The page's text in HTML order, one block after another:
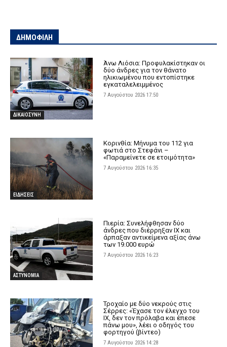
ΔΗΜΟΦΙΛΗ
ΔΙΚΑΙΟΣΥΝΗ
Άνω Λιόσια: Προφυλακίστηκαν οι
δύο άνδρες για τον θάνατο
ηλικιωμένου που εντοπίστηκε
εγκαταλελειμμένος
7 Αυγούστου 2026 17:50
ΕΙΔΗΣΕΙΣ
Κορινθία: Μήνυμα του 112 για
φωτιά στο Στεφάνι –
«Παραμείνετε σε ετοιμότητα»
7 Αυγούστου 2026 16:35
ΑΣΤΥΝΟΜΙΑ
Πιερία: Συνελήφθησαν δύο
άνδρες που διέρρηξαν ΙΧ και
άρπαξαν αντικείμενα αξίας άνω
των 19.000 ευρώ
7 Αυγούστου 2026 16:23
Τροχαίο με δύο νεκρούς στις
Σέρρες: «Έχασε τον έλεγχο του
ΙΧ, δεν τον πρόλαβα και έπεσε
πάνω μου», λέει ο οδηγός του
φορτηγού (βίντεο)
7 Αυγούστου 2026 14:28